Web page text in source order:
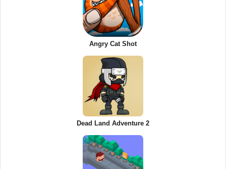
Angry Cat Shot
Dead Land Adventure 2